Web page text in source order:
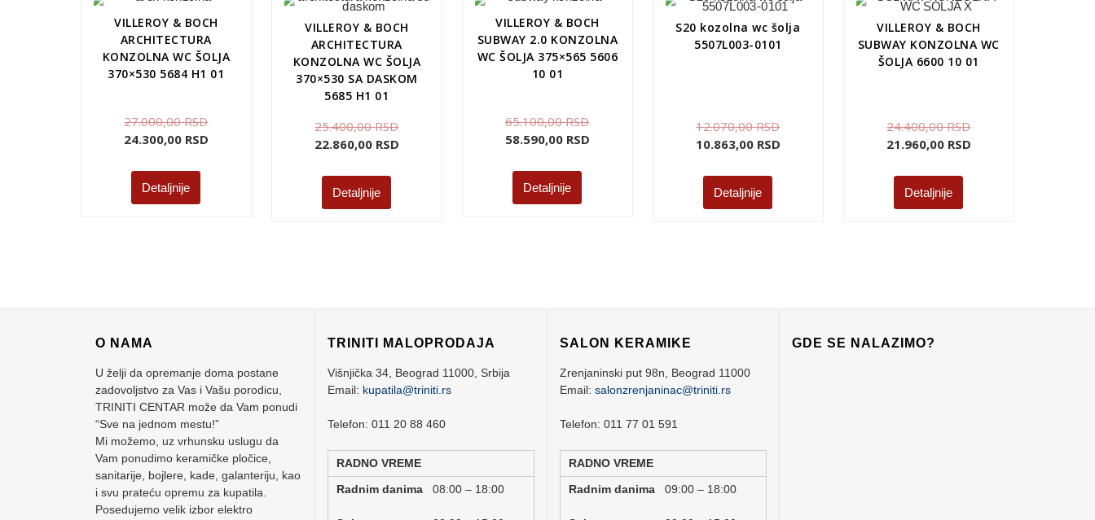
VILLEROY & BOCH
ARCHITECTURA
KONZOLNA WC ŠOLJA
370×530 5684 H1 01
27.000,00RSD
24.300,00 RSD
Detaljnije
VILLEROY & BOCH
ARCHITECTURA
KONZOLNA WC ŠOLJA
370×530 SA DASKOM
5685 H1 01
25.400,00RSD
22.860,00 RSD
Detaljnije
VILLEROY & BOCH
SUBWAY 2.0 KONZOLNA
WC ŠOLJA 375×565 5606
10 01
65.100,00RSD
58.590,00 RSD
Detaljnije
S20 kozolna wc šolja
5507L003-0101
12.070,00RSD
10.863,00 RSD
Detaljnije
VILLEROY & BOCH
SUBWAY KONZOLNA WC
ŠOLJA 6600 10 01
24.400,00RSD
21.960,00 RSD
Detaljnije
O NAMA
U želji da opremanje doma postane
zadovoljstvo za Vas i Vašu porodicu,
TRINITI CENTAR može da Vam ponudi
“Sve na jednom mestu!”
Mi možemo, uz vrhunsku uslugu da
Vam ponudimo keramičke pločice,
sanitarije, bojlere, kade, galanteriju, kao
i svu prateću opremu za kupatila.
Posedujemo velik izbor elektro
TRINITI MALOPRODAJA
Višnjička 34, Beograd 11000, Srbija
Email: kupatila@triniti.rs
Telefon: 011 20 88 460
RADNO VREME
Radnim danima 08:00 – 18:00
SALON KERAMIKE
Zrenjaninski put 98n, Beograd 11000
Email: salonzrenjaninac@triniti.rs
Telefon: 011 77 01 591
RADNO VREME
Radnim danima 09:00 – 18:00
GDE SE NALAZIMO?